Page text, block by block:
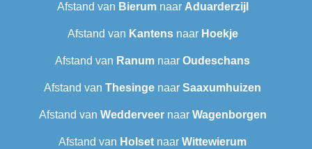
Afstand van Bierumnaar Aduarderzijl
Afstand van Kantensnaar Hoekje
Afstand van Ranum naar Oudeschans
Afstand van Thesinge naar Saaxumhuizen
Afstand van Wedderveernaar Wagenborgen
Afstand van Holset naar Wittewierum